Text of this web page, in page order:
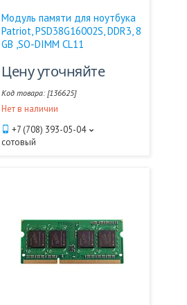
Модуль памяти для ноутбука
Patriot, PSD38G16002S, DDR3, 8
GB ,SO-DIMM CL11
Цену уточняйте
[136625]
Нет в наличии
+7 (708) 393-05-04
сотовый